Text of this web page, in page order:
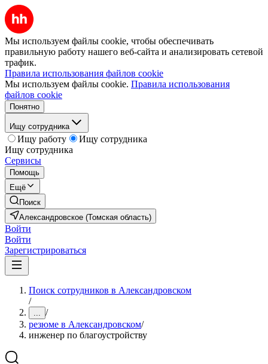
Мы используем файлы cookie, чтобы обеспечивать
правильную работу нашего веб-сайта и анализировать сетевой
трафик.
Правила использования файлов cookie
Мы используем файлы cookie. Правила использования
файлов cookie
Понятно
Ищу сотрудника
Ищу работу
Ищу сотрудника
Ищу сотрудника
Сервисы
Помощь
Ещё
Поиск
Александровское (Томская область)
Войти
Войти
Зарегистрироваться
Поиск сотрудников в Александровском
/
... /
резюме в Александровском/
инженер по благоустройству